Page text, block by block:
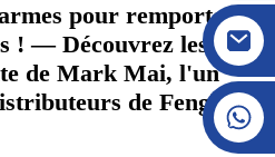
pour remporter
! — Découvrez les
de Mark Mai, l'un
de Fenglu